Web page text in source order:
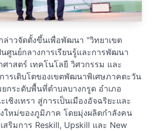
ล่าวจัดตั้งขึ้นเพื่อพัฒนา "วิทยาเขต
นศูนย์กลางการเรียนรู้และการพัฒนา
าสตร์ เทคโนโลยี วิศวกรรม และ
ารเติบโตของเขตพัฒนาพิเศษภาคตะวัน
กระดับพื้นที่ตำบลบางกรูด อำเภอ
ชิงเทรา สู่การเป็นเมืองอัจฉริยะและ
ใหม่ของภูมิภาค โดยมุ่งผลิตกำลังคน
ริมการ Reskill, Upskill และ New